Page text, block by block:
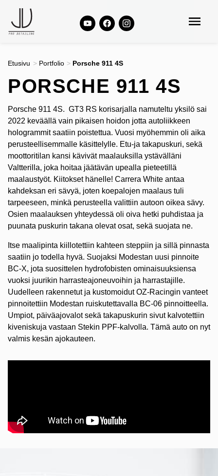
Etusivu > Portfolio > Porsche 911 4S
PORSCHE 911 4S
Porsche 911 4S. GT3 RS korisarjalla namuteltu yksilö sai
2022 keväällä vain pikaisen hoidon jotta autoliikkeen
hologrammit saatiin poistettua. Vuosi myöhemmin oli aika
perusteellisemmalle käsittelylle. Etu-ja takapuskuri, sekä
moottoritilan kansi kävivät maalauksilla ystävälläni
Valtterilla, joka hoitaa jäätävän upealla pieteetillä
maalaustyöt. Kiitokset hänelle! Carrera White antaa
kahdeksan eri sävyä, joten koepalojen maalaus tuli
tarpeeseen, minkä perusteella valittiin autoon oikea sävy.
Osien maalauksen yhteydessä oli oiva hetki puhdistaa ja
puunata puskurin takana olevat osat, sekä suojata ne.
Itse maalipinta kiillotettiin kahteen steppiin ja sillä pinnasta
saatiin jo todella hyvä. Suojaksi Modestan uusi pinnoite
BC-X, jota suosittelen hydrofobisten ominaisuuksiensa
vuoksi juurikin harrasteajoneuvoihin ja harrastajille.
Uudelleen rakennetut ja kustomoidut OZ-Racingin vanteet
pinnoitettiin Modestan ruiskutettavalla BC-06 pinnoitteella.
Umpiot, päiväajovalot sekä takapuskurin sivut kalvotettiin
kiveniskuja vastaan Stekin PPF-kalvolla. Tämä auto on nyt
valmis kesän ajokauteen.